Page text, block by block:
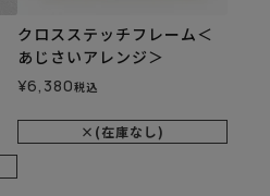
クロスステッチフレーム＜
あじさいアレンジ＞
¥6,380税込
×(在庫なし)